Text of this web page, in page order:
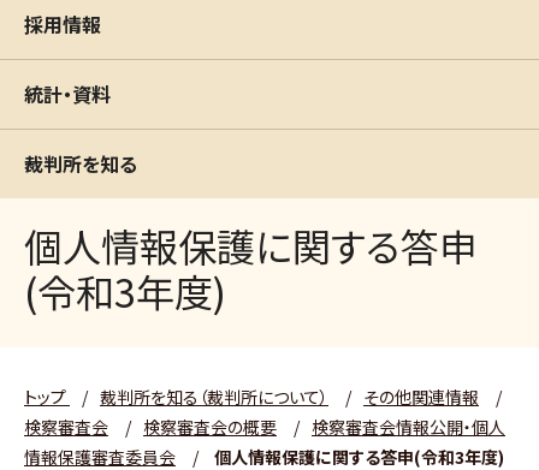
採用情報
統計・資料
裁判所を知る
個人情報保護に関する答申
(令和3年度)
トップ / 裁判所を知る（裁判所について） / その他関連情報
/
検察審査会
/ 検察審査会の概要 / 検察審査会情報公開・個人
情報保護審査委員会
/ 個人情報保護に関する答申(令和3年度)